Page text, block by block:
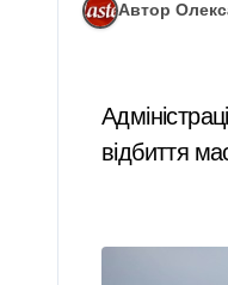
Автор
Адміністрація президента США Дональда Трампа підтримує надходження Україні систем протиповітряної оборони, необхідних для
відбиття